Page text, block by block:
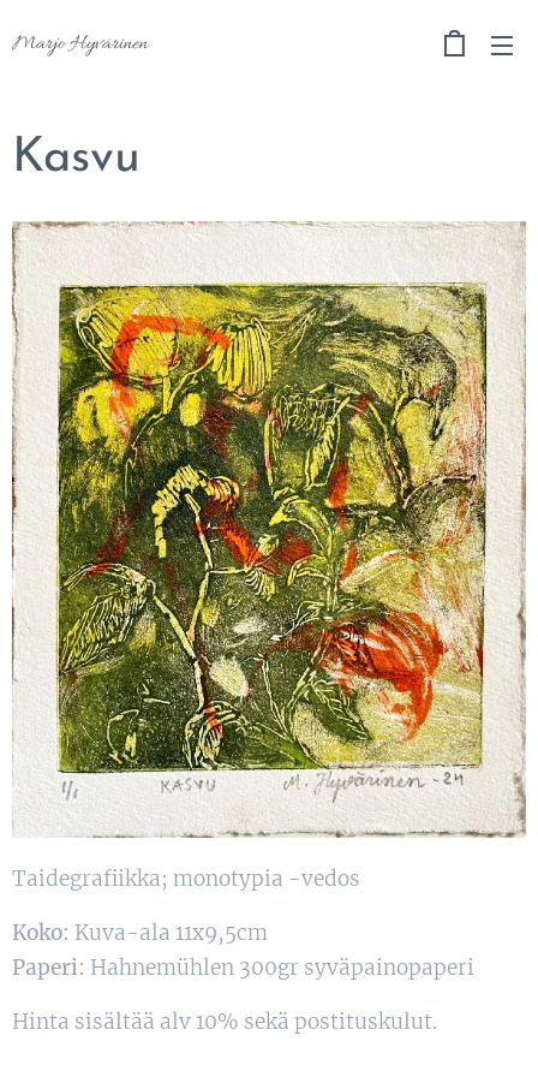
Marjo Hyvärinen
Kasvu
Taidegrafiikka; monotypia -vedos
Koko: Kuva-ala 11x9,5cm
Paperi: Hahnemühlen 300gr syväpainopaperi
Hinta sisältää alv 10% sekä postituskulut.